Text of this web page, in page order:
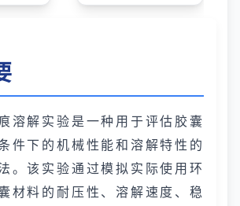
溶解实验是一种用于评估胶囊
件下的机械性能和溶解特性的
。该实验通过模拟实际使用环
材料的耐压性、溶解速度、稳